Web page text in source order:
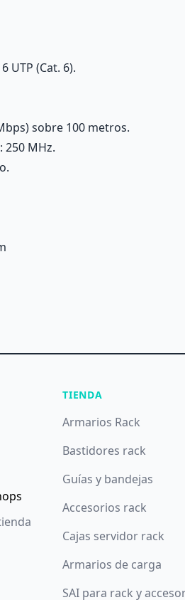
UTP (Cat. 6).
sobre 100 metros.
MHz.
TIENDA
Armarios Rack
Bastidores rack
Guías y bandejas
Accesorios rack
Cajas servidor rack
Armarios de carga
SAI para rack y